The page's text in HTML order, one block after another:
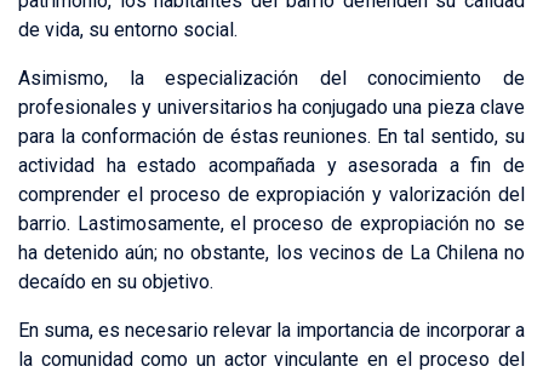
de vida, su entorno social.
Asimismo, la especialización del conocimiento de
profesionales y universitarios ha conjugado una pieza clave
para la conformación de éstas reuniones. En tal sentido, su
actividad ha estado acompañada y asesorada a fin de
comprender el proceso de expropiación y valorización del
barrio. Lastimosamente, el proceso de expropiación no se
ha detenido aún; no obstante, los vecinos de La Chilena no
decaído en su objetivo.
En suma, es necesario relevar la importancia de incorporar a
la comunidad como un actor vinculante en el proceso del